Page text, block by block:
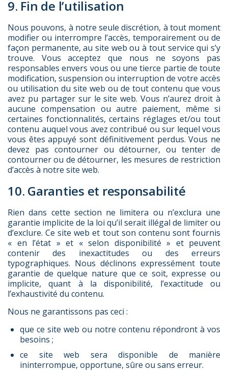
9. Fin de l’utilisation
Nous pouvons, à notre seule discrétion, à tout moment
modifier ou interrompre l’accès, temporairement ou de
façon permanente, au site web ou à tout service qui s’y
trouve. Vous acceptez que nous ne soyons pas
responsables envers vous ou une tierce partie de toute
modification, suspension ou interruption de votre accès
ou utilisation du site web ou de tout contenu que vous
avez pu partager sur le site web. Vous n’aurez droit à
aucune compensation ou autre paiement, même si
certaines fonctionnalités, certains réglages et/ou tout
contenu auquel vous avez contribué ou sur lequel vous
vous êtes appuyé sont définitivement perdus. Vous ne
devez pas contourner ou détourner, ou tenter de
contourner ou de détourner, les mesures de restriction
d’accès à notre site web.
10. Garanties et responsabilité
Rien dans cette section ne limitera ou n’exclura une
garantie implicite de la loi qu’il serait illégal de limiter ou
d’exclure. Ce site web et tout son contenu sont fournis
« en l’état » et « selon disponibilité » et peuvent
contenir des inexactitudes ou des erreurs
typographiques. Nous déclinons expressément toute
garantie de quelque nature que ce soit, expresse ou
implicite, quant à la disponibilité, l’exactitude ou
l’exhaustivité du contenu.
Nous ne garantissons pas ceci :
que ce site web ou notre contenu répondront à vos
besoins ;
ce site web sera disponible de manière
ininterrompue, opportune, sûre ou sans erreur.